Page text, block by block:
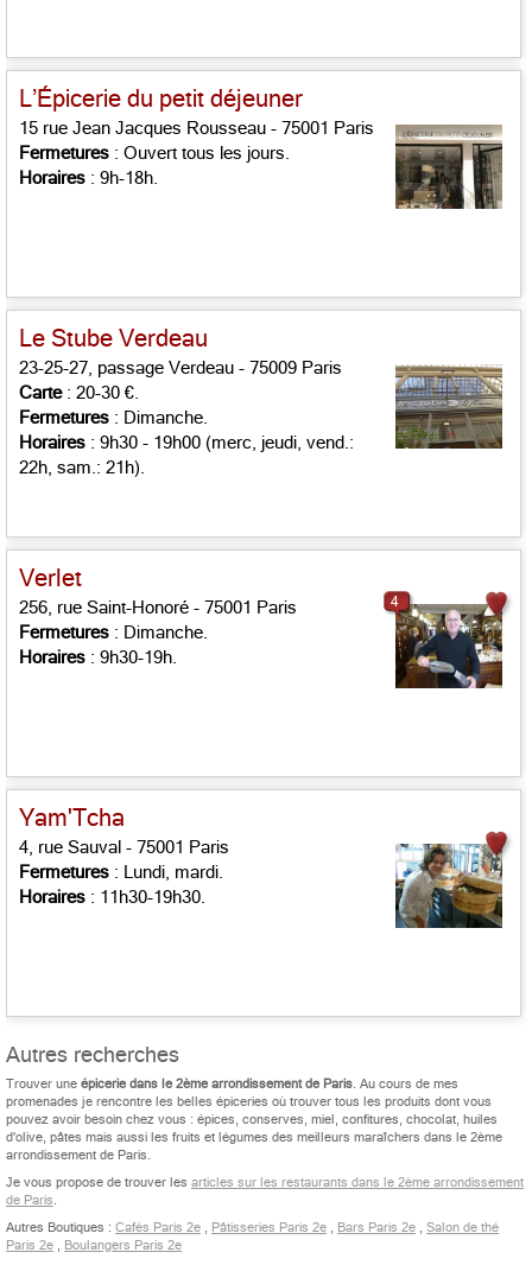
L’Épicerie du petit déjeuner
15 rue Jean Jacques Rousseau - 75001 Paris
Fermetures : Ouvert tous les jours.
Horaires : 9h-18h.
Le Stube Verdeau
23-25-27, passage Verdeau - 75009 Paris
Carte: 20-30 €.
Fermetures : Dimanche.
Horaires : 9h30 - 19h00 (merc, jeudi, vend.:
22h, sam.: 21h).
Verlet
256, rue Saint-Honoré - 75001 Paris
Fermetures : Dimanche.
Horaires : 9h30-19h.
4
Yam'Tcha
4, rue Sauval - 75001 Paris
Fermetures : Lundi, mardi.
Horaires : 11h30-19h30.
Autres recherches
Trouver une épicerie dans le 2ème arrondissement de Paris. Au cours de mes
promenades je rencontre les belles épiceries où trouver tous les produits dont vous
pouvez avoir besoin chez vous : épices, conserves, miel, confitures, chocolat, huiles
d'olive, pâtes mais aussi les fruits et légumes des meilleurs maraîchers dans le 2ème
arrondissement de Paris.
Je vous propose de trouver les articles sur les restaurants dans le 2ème arrondissement
de Paris.
Autres Boutiques : Cafés Paris 2e , Pâtisseries Paris 2e , Bars Paris 2e , Salon de thé
Paris 2e , Boulangers Paris 2e